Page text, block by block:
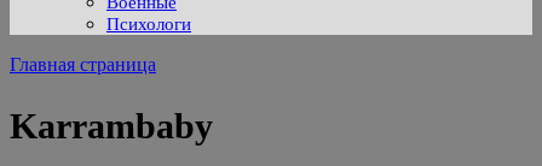
Психологи
Главная страница
Karrambaby